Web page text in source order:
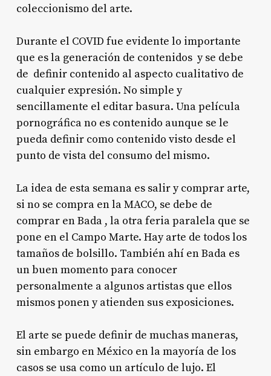
coleccionismo del arte.
Durante el COVID fue evidente lo importante
que es la generación de contenidos y se debe
de definir contenido al aspecto cualitativo de
cualquier expresión. No simple y
sencillamente el editar basura. Una película
pornográfica no es contenido aunque se le
pueda definir como contenido visto desde el
punto de vista del consumo del mismo.
La idea de esta semana es salir y comprar arte,
si no se compra en la MACO, se debe de
comprar en Bada , la otra feria paralela que se
pone en el Campo Marte. Hay arte de todos los
tamaños de bolsillo. También ahí en Bada es
un buen momento para conocer
personalmente a algunos artistas que ellos
mismos ponen y atienden sus exposiciones.
El arte se puede definir de muchas maneras,
sin embargo en México en la mayoría de los
casos se usa como un artículo de lujo. El